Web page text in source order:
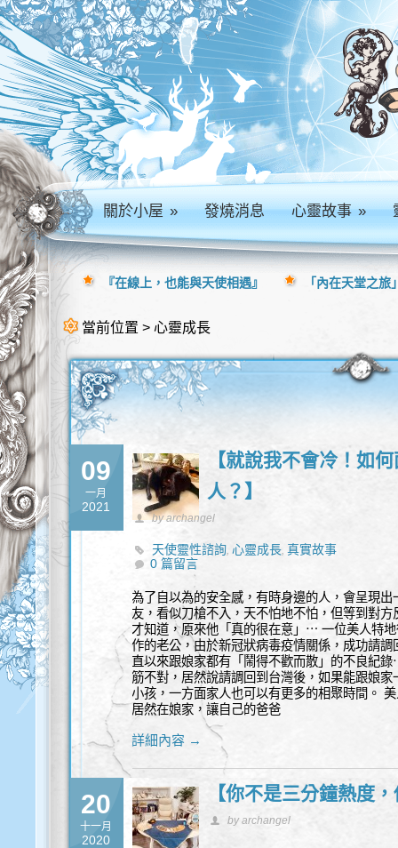
關於小屋» 發燒消息 心靈故事»
當前位置 > 心靈成長
09
一月
2021
【就說我不會冷！如
人？】
by archangel
天使靈性諮詢,心靈成長,真實故事
0 篇留言
為了自以為的安全感，有時身邊的人，會呈現
友，看似刀槍不入，天不怕地不怕，但等到對
才知道，原來他「真的很在意」⋯ 一位美人特
作的老公，由於新冠狀病毒疫情關係，成功請
直以來跟娘家都有「鬧得不歡而散」的不良紀
筋不對，居然說請調回到台灣後，如果能跟娘
小孩，一方面家人也可以有更多的相聚時間。
居然在娘家，讓自己的爸爸
詳細內容 →
20
十一月
2020
【你不是三分鐘熱度
by archangel
『在線上，也能與天使相遇』 「內在天堂之